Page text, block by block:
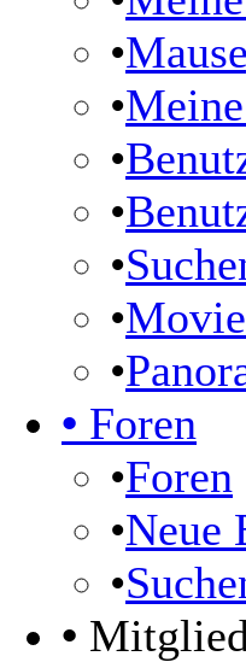
•
•
•
•
•
•
•
• Foren
•Foren
•Neue
•
•